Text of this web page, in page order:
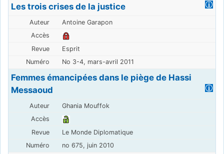
Les trois crises de la justice
Antoine Garapon
Esprit
No 3-4, mars-avril 2011
Femmes émancipées dans le piège de Hassi
Messaoud
Ghania Mouffok
Le Monde Diplomatique
no 675, juin 2010